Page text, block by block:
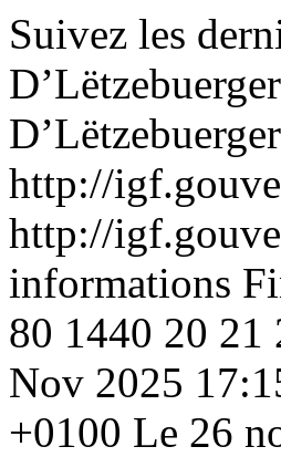
Suivez les
http://
http://
informations
80 1440 20 21
Nov 2025
+0100 Le 26